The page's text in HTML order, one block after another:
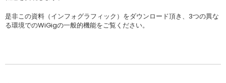
是非この資料（インフォグラフィック）をダウンロード頂き、3つの異な
る環境でのWiGigの一般的機能をご覧ください。